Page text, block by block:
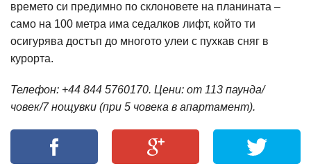
времето си предимно по склоновете на планината –
само на 100 метра има седалков лифт, който ти
осигурява достъп до многото улеи с пухкав сняг в
курорта.
Телефон: +44 844 5760170. Цени: от 113 паунда/
човек/7 нощувки (при 5 човека в апартамент).